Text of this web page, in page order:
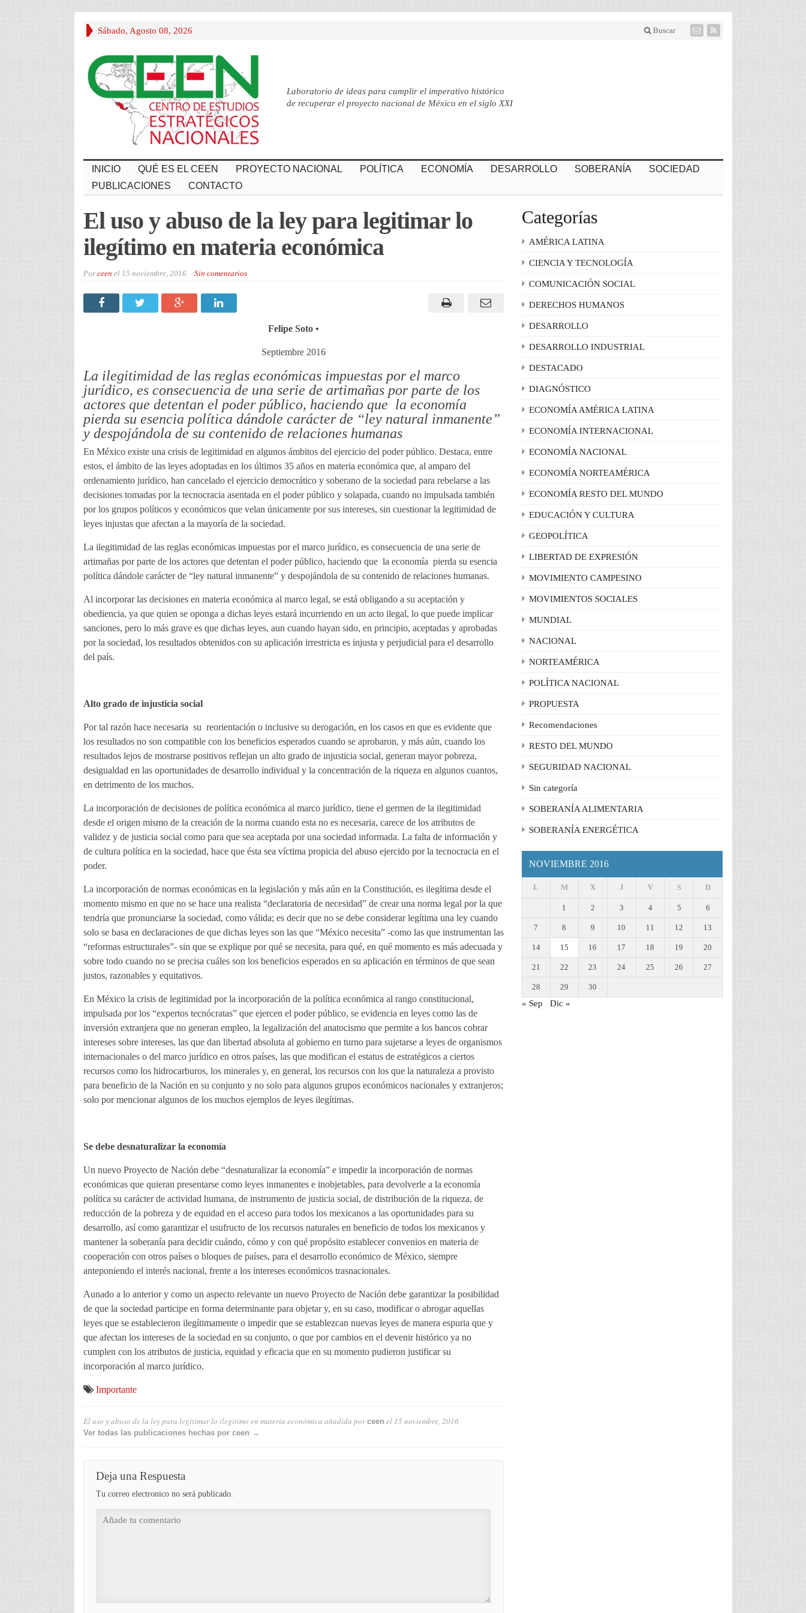
Sábado, Agosto 08, 2026 Buscar
Laboratorio de ideas para cumplir el imperativo histórico
de recuperar el proyecto nacional de México en el siglo XXI
INICIO QUÉ ES EL CEEN PROYECTO NACIONAL POLÍTICA ECONOMÍA DESARROLLO SOBERANÍA
SOCIEDAD
PUBLICACIONES
CONTACTO
El uso y abuso de la ley para legitimar lo
ilegítimo en materia económica
Por ceen el 15 noviembre, 2016 Sin comentarios
Felipe Soto •
Septiembre 2016
La ilegitimidad de las reglas económicas impuestas por el marco
jurídico, es consecuencia de una serie de artimañas por parte de los
actores que detentan el poder público, haciendo que la economía
pierda su esencia política dándole carácter de “ley natural inmanente”
y despojándola de su contenido de relaciones humanas
En México existe una crisis de legitimidad en algunos ámbitos del ejercicio del poder público. Destaca, entre
estos, el ámbito de las leyes adoptadas en los últimos 35 años en materia económica que, al amparo del
ordenamiento jurídico, han cancelado el ejercicio democrático y soberano de la sociedad para rebelarse a las
decisiones tomadas por la tecnocracia asentada en el poder público y solapada, cuando no impulsada también
por los grupos políticos y económicos que velan únicamente por sus intereses, sin cuestionar la legitimidad de
leyes injustas que afectan a la mayoría de la sociedad.
La ilegitimidad de las reglas económicas impuestas por el marco jurídico, es consecuencia de una serie de
artimañas por parte de los actores que detentan el poder público, haciendo que la economía pierda su esencia
política dándole carácter de “ley natural inmanente” y despojándola de su contenido de relaciones humanas.
Al incorporar las decisiones en materia económica al marco legal, se está obligando a su aceptación y
obediencia, ya que quien se oponga a dichas leyes estará incurriendo en un acto ilegal, lo que puede implicar
sanciones, pero lo más grave es que dichas leyes, aun cuando hayan sido, en principio, aceptadas y aprobadas
por la sociedad, los resultados obtenidos con su aplicación irrestricta es injusta y perjudicial para el desarrollo
del país.
Alto grado de injusticia social
Por tal razón hace necesaria su reorientación o inclusive su derogación, en los casos en que es evidente que
los resultados no son compatible con los beneficios esperados cuando se aprobaron, y más aún, cuando los
resultados lejos de mostrarse positivos reflejan un alto grado de injusticia social, generan mayor pobreza,
desigualdad en las oportunidades de desarrollo individual y la concentración de la riqueza en algunos cuantos,
en detrimento de los muchos.
La incorporación de decisiones de política económica al marco jurídico, tiene el germen de la ilegitimidad
desde el origen mismo de la creación de la norma cuando esta no es necesaria, carece de los atributos de
validez y de justicia social como para que sea aceptada por una sociedad informada. La falta de información y
de cultura política en la sociedad, hace que ésta sea víctima propicia del abuso ejercido por la tecnocracia en el
poder.
La incorporación de normas económicas en la legislación y más aún en la Constitución, es ilegítima desde el
momento mismo en que no se hace una realista “declaratoria de necesidad” de crear una norma legal por la que
tendría que pronunciarse la sociedad, como válida; es decir que no se debe considerar legítima una ley cuando
solo se basa en declaraciones de que dichas leyes son las que “México necesita” -como las que instrumentan las
“reformas estructurales”- sin que se explique por qué se necesita, para qué, en qué momento es más adecuada y
sobre todo cuando no se precisa cuáles son los beneficios esperados en su aplicación en términos de que sean
justos, razonables y equitativos.
En México la crisis de legitimidad por la incorporación de la política económica al rango constitucional,
impulsada por los “expertos tecnócratas” que ejercen el poder público, se evidencia en leyes como las de
inversión extranjera que no generan empleo, la legalización del anatocismo que permite a los bancos cobrar
intereses sobre intereses, las que dan libertad absoluta al gobierno en turno para sujetarse a leyes de organismos
internacionales o del marco jurídico en otros países, las que modifican el estatus de estratégicos a ciertos
recursos como los hidrocarburos, los minerales y, en general, los recursos con los que la naturaleza a provisto
para beneficio de la Nación en su conjunto y no solo para algunos grupos económicos nacionales y extranjeros;
solo por mencionar algunos de los muchos ejemplos de leyes ilegítimas.
Se debe desnaturalizar la economía
Un nuevo Proyecto de Nación debe “desnaturalizar la economía” e impedir la incorporación de normas
económicas que quieran presentarse como leyes inmanentes e inobjetables, para devolverle a la economía
política su carácter de actividad humana, de instrumento de justicia social, de distribución de la riqueza, de
reducción de la pobreza y de equidad en el acceso para todos los mexicanos a las oportunidades para su
desarrollo, así como garantizar el usufructo de los recursos naturales en beneficio de todos los mexicanos y
mantener la soberanía para decidir cuándo, cómo y con qué propósito establecer convenios en materia de
cooperación con otros países o bloques de países, para el desarrollo económico de México, siempre
anteponiendo el interés nacional, frente a los intereses económicos trasnacionales.
Aunado a lo anterior y como un aspecto relevante un nuevo Proyecto de Nación debe garantizar la posibilidad
de que la sociedad participe en forma determinante para objetar y, en su caso, modificar o abrogar aquellas
leyes que se establecieron ilegítimamente o impedir que se establezcan nuevas leyes de manera espuria que y
que afectan los intereses de la sociedad en su conjunto, o que por cambios en el devenir histórico ya no
cumplen con los atributos de justicia, equidad y eficacia que en su momento pudieron justificar su
incorporación al marco jurídico.
Importante
El uso y abuso de la ley para legitimar lo ilegítimo en materia económica añadida por ceen el 15 noviembre, 2016
Ver todas las publicaciones hechas por ceen →
Deja una Respuesta
Tu correo electronico no será publicado.
Categorías
AMÉRICA LATINA
CIENCIA Y TECNOLOGÍA
COMUNICACIÓN SOCIAL
DERECHOS HUMANOS
DESARROLLO
DESARROLLO INDUSTRIAL
DESTACADO
DIAGNÓSTICO
ECONOMÍA AMÉRICA LATINA
ECONOMÍA INTERNACIONAL
ECONOMÍA NACIONAL
ECONOMÍA NORTEAMÉRICA
ECONOMÍA RESTO DEL MUNDO
EDUCACIÓN Y CULTURA
GEOPOLÍTICA
LIBERTAD DE EXPRESIÓN
MOVIMIENTO CAMPESINO
MOVIMIENTOS SOCIALES
MUNDIAL
NACIONAL
NORTEAMÉRICA
POLÍTICA NACIONAL
PROPUESTA
Recomendaciones
RESTO DEL MUNDO
SEGURIDAD NACIONAL
Sin categoría
SOBERANÍA ALIMENTARIA
SOBERANÍA ENERGÉTICA
NOVIEMBRE 2016
L M X J V S D
1 2 3 4 5 6
7 8 9 10 11 12 13
14 15 16 17 18 19 20
21 22 23 24 25 26 27
28 29 30
« Sep Dic »